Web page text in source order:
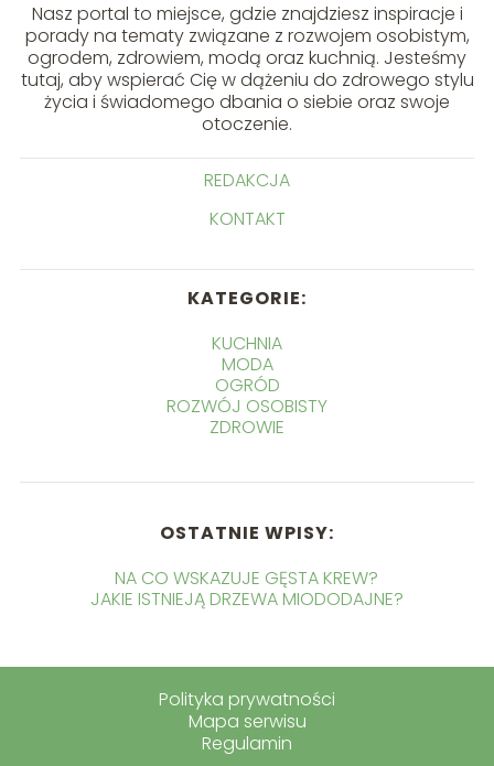
Nasz portal to miejsce, gdzie znajdziesz inspiracje i
porady na tematy związane z rozwojem osobistym,
ogrodem, zdrowiem, modą oraz kuchnią. Jesteśmy
tutaj, aby wspierać Cię w dążeniu do zdrowego stylu
życia i świadomego dbania o siebie oraz swoje
otoczenie.
REDAKCJA
KONTAKT
KATEGORIE:
KUCHNIA
MODA
OGRÓD
ROZWÓJ OSOBISTY
ZDROWIE
OSTATNIE WPISY:
NA CO WSKAZUJE GĘSTA KREW?
JAKIE ISTNIEJĄ DRZEWA MIODODAJNE?
Polityka prywatności
Mapa serwisu
Regulamin